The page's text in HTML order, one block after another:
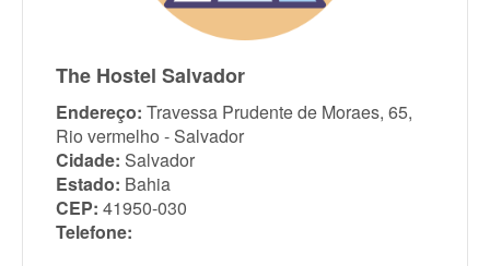
The Hostel Salvador
Endereço: Travessa Prudente de Moraes, 65,
Rio vermelho - Salvador
Cidade: Salvador
Estado: Bahia
CEP: 41950-030
Telefone: